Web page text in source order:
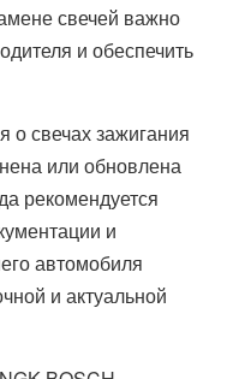
свечей важно
и обеспечить
свечах зажигания
или обновлена
рекомендуется
и
автомобиля
и актуальной